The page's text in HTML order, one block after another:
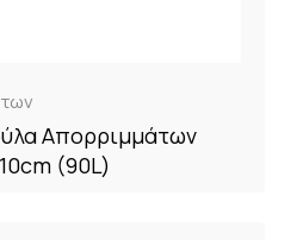
Απορριμμάτων
(90L)